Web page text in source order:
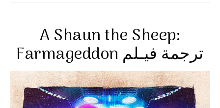
A Shaun the Sheep:
Farmageddon ترجمة فيـلم